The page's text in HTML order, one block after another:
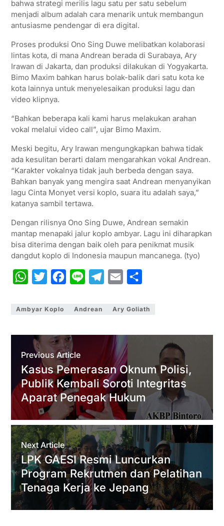
bahwa strategi merilis lagu satu per satu sebelum
menjadi album adalah cara menarik untuk membangun
antusiasme pendengar di era digital.
Proses produksi Ono Sing Duwe melibatkan kolaborasi
lintas kota, di mana Andrean berada di Surabaya, Ary
Irawan di Jakarta, dan produksi dilakukan di Yogyakarta.
Bimo Maxim bahkan harus bolak-balik dari satu kota ke
kota lainnya untuk menyelesaikan produksi lagu dan
video klipnya.
“Bahkan beberapa kali kami harus melakukan arahan
vokal melalui video call”, ujar Bimo Maxim.
Meski begitu, Ary Irawan mengungkapkan bahwa tidak
ada kesulitan berarti dalam mengarahkan vokal Andrean.
“Karakter vokalnya tidak jauh berbeda dengan saya.
Bahkan banyak yang mengira saat Andrean menyanyikan
lagu Cinta Monyet versi koplo, suara itu adalah saya,”
katanya sambil tertawa.
Dengan rilisnya Ono Sing Duwe, Andrean semakin
mantap menapaki jalur koplo ambyar. Lagu ini diharapkan
bisa diterima dengan baik oleh para penikmat musik
dangdut koplo di Indonesia maupun mancanega. (tyo)
W
a
s
A
p
p
i
t
e
r
b
o
o
k
n
g
a
m
a
l
a
e
Ambyar Koplo Andrean Ary Goliath
Previous Article
Kasus Pemerasan Oknum Polisi,
Publik Kembali Soroti Integritas
Aparat Penegak Hukum
Next Article
LPK GAESI Resmi Luncurkan
Program Rekrutmen dan Pelatihan
Tenaga Kerja ke Jepang